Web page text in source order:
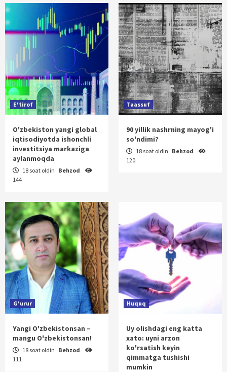
E'tirof
O'zbekiston yangi global
iqtisodiyotda ishonchli
investitsiya markaziga
aylanmoqda
18 soat oldin Behzod
144
Taassuf
90 yillik nashrning mayog'i
so'ndimi?
18 soat oldin Behzod
120
G'urur
Yangi O'zbekistonsan –
mangu O'zbekistonsan!
18 soat oldin Behzod
111
Huquq
Uy olishdagi eng katta
xato: uyni arzon
ko'rsatish keyin
qimmatga tushishi
mumkin